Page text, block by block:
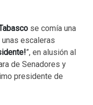
se comía una
escaleras
”, en alusión al
de Senadores y
presidente de